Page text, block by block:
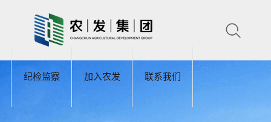
纪检监察 加入农发 联系我们